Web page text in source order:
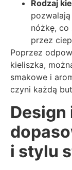
Rodzaj
nóżkę, co
przez
Poprzez
kieliszka,
smakowe i
czyni każdą
Design
i stylu